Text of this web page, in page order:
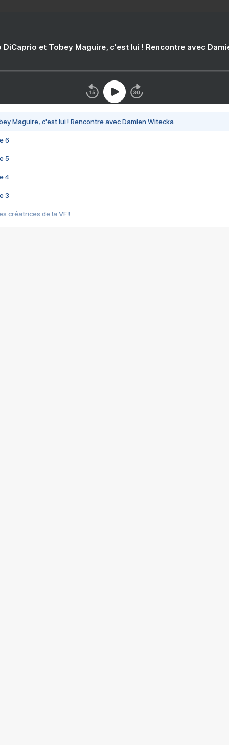
DiCaprio et Tobey Maguire, c'est lui ! Rencontre avec
Maguire, c'est lui ! Rencontre avec Damien Witecka
6
5
4
3
créatrices de la VF !